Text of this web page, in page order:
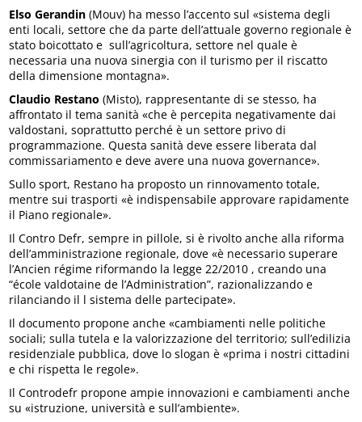
Elso Gerandin(Mouv) ha messo l’accento sul «sistema degli
enti locali, settore che da parte dell’attuale governo regionale è
stato boicottato e sull’agricoltura, settore nel quale è
necessaria una nuova sinergia con il turismo per il riscatto
della dimensione montagna».
Claudio Restano(Misto), rappresentante di se stesso, ha
affrontato il tema sanità «che è percepita negativamente dai
valdostani, soprattutto perché è un settore privo di
programmazione. Questa sanità deve essere liberata dal
commissariamento e deve avere una nuova governance».
Sullo sport, Restano ha proposto un rinnovamento totale,
mentre sui trasporti «è indispensabile approvare rapidamente
il Piano regionale».
Il Contro Defr, sempre in pillole, si è rivolto anche alla riforma
dell’amministrazione regionale, dove «è necessario superare
l’Ancien régime riformando la legge 22/2010 , creando una
“école valdotaine de l’Administration”, razionalizzando e
rilanciando il l sistema delle partecipate».
Il documento propone anche «cambiamenti nelle politiche
sociali; sulla tutela e la valorizzazione del territorio; sull’edilizia
residenziale pubblica, dove lo slogan è «prima i nostri cittadini
e chi rispetta le regole».
Il Controdefr propone ampie innovazioni e cambiamenti anche
su «istruzione, università e sull’ambiente».